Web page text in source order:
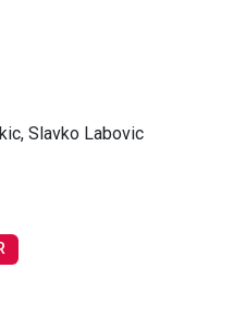
Slavko Labovic